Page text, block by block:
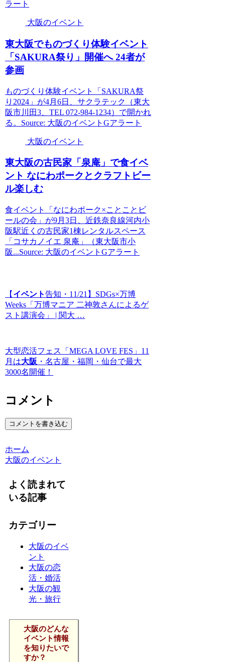
ラート
大阪のイベント
東大阪でものづくり体験イベント
「SAKURA祭り」開催へ 24者が
参画
ものづくり体験イベント「SAKURA祭
り2024」が4月6日、サクラテック（東大
阪市川田3、TEL 072-984-1234）で開かれ
る。Source: 大阪のイベントGアラート
大阪のイベント
東大阪の古民家「泉庵」で食イベ
ント なにわポークとクラフトビー
ル楽しむ
食イベント「なにわポーク×ことことビ
ールの会」が9月3日、近鉄奈良線河内小
阪駅近くの古民家1棟レンタルスペース
「コサカノイエ 泉庵」（東大阪市小
阪...Source: 大阪のイベントGアラート
【 イベント告知・11/21】SDGs×万博
Weeks「万博マニア 二神敦さんによるゲ
スト講演会」 | 関大 …
大型恋活フェス「MEGA LOVE FES」11
月は大阪 ・名古屋・福岡・仙台で最大
3000名開催！
コメント
コメントを書き込む
ホーム
大阪のイベント
よく読まれて
いる記事
カテゴリー
大阪のイベ
ント
大阪の恋
活・婚活
大阪の観
光・旅行
大阪のどんな
イベント情報
を知りたいで
すか？